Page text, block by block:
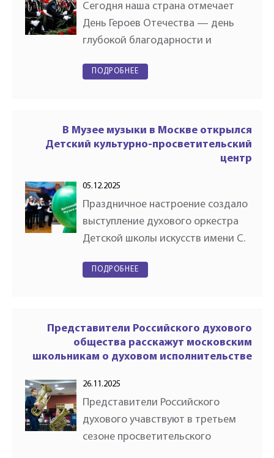
Сегодня наша страна отмечает
День Героев Отечества — день
глубокой благодарности и
тех, кто смело вставал на защиту
ПОДРОБНЕЕ
В Музее музыки в Москве открылся
Детский культурно-просветительский
центр
05.12.2025
Праздничное настроение создало
выступление духового оркестра
Детской школы искусств имени С.
торжественной программы. На
ПОДРОБНЕЕ
Представители Российского духового
общества расскажут московским
школьникам о духовом исполнительстве
26.11.2025
Представители Российского
духового учавствуют в третьем
сезоне просветительского